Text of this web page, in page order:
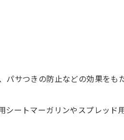
パサつきの防止などの効果をも
シートマーガリンやスプレッド